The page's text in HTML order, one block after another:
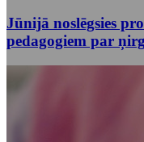
Jūnijā noslēgsies
pedagogiem par